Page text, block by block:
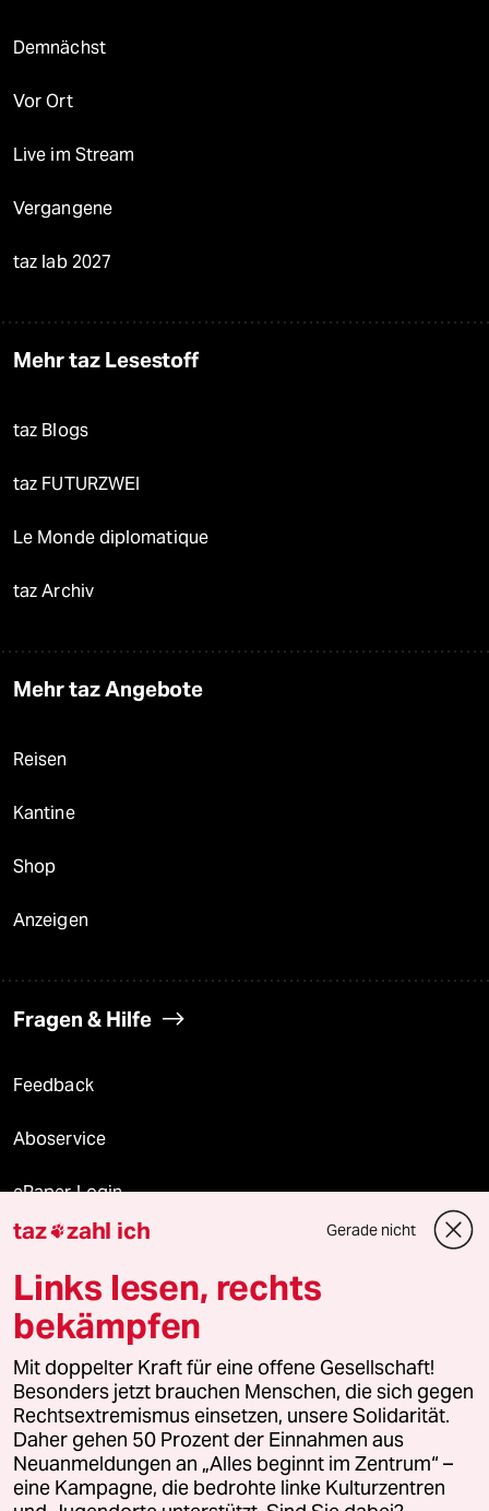
Demnächst
Vor Ort
Live im Stream
Vergangene
taz lab 2027
Mehr taz Lesestoff
taz Blogs
taz FUTURZWEI
Le Monde diplomatique
taz Archiv
Mehr taz Angebote
Reisen
Kantine
Shop
Anzeigen
Fragen & Hilfe
Feedback
Aboservice
ePaper Login
Downloads für Abonnierende
© 2026 taz Verlags und Vertriebs GmbH
Alle Rechte vorbehalten. Bei rechtlichen Fragen oder für Genehmigungen
wenden Sie sich bitte an
lizenzen@taz.de
Feedback Redaktionsstatut Kommune-Richtlinien
Leitlinie Informant Datenschutz Impressum AGB
taz zahl ich Gerade nicht
Links lesen, rechts
bekämpfen
Mit doppelter Kraft für eine offene Gesellschaft!
Besonders jetzt brauchen Menschen, die sich gegen
Rechtsextremismus einsetzen, unsere Solidarität.
Daher gehen 50 Prozent der Einnahmen aus
Neuanmeldungen an „Alles beginnt im Zentrum“ –
eine Kampagne, die bedrohte linke Kulturzentren